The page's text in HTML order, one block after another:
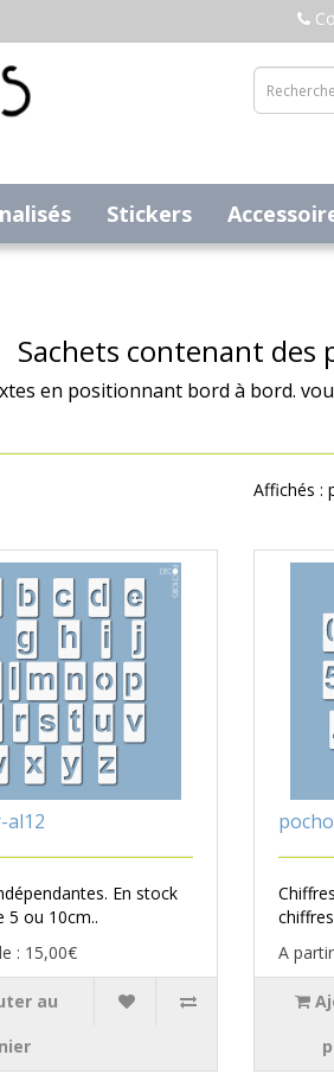
Stickers
Sachets contenant
en positionnant bord à bord.
Affichés :
al12
En stock
5 ou 10cm..
: 15,00€
au
A